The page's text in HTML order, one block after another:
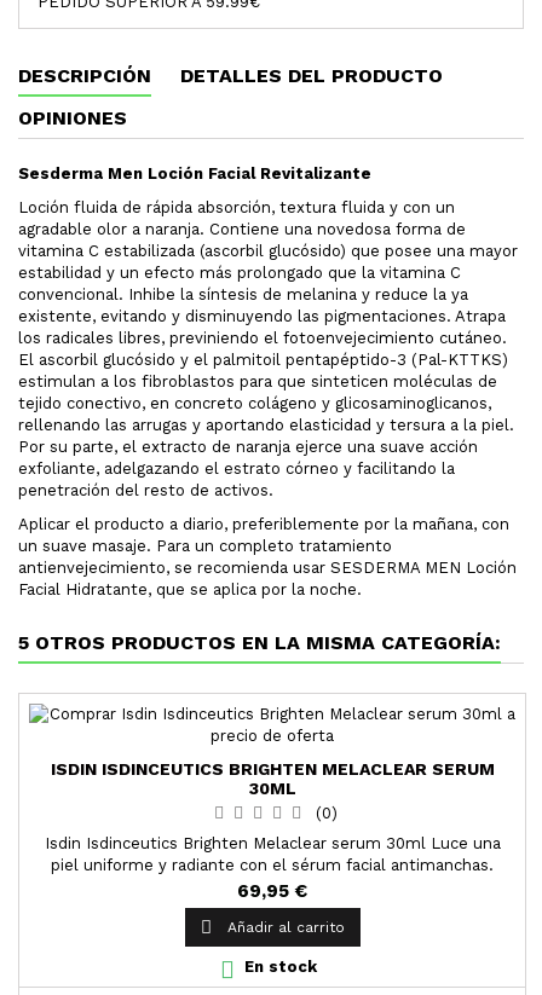
DESCRIPCIÓN
DETALLES DEL PRODUCTO
OPINIONES
Sesderma Men Loción Facial Revitalizante
Loción fluida de rápida absorción, textura fluida y con un
agradable olor a naranja. Contiene una novedosa forma de
vitamina C estabilizada (ascorbil glucósido) que posee una mayor
estabilidad y un efecto más prolongado que la vitamina C
convencional. Inhibe la síntesis de melanina y reduce la ya
existente, evitando y disminuyendo las pigmentaciones. Atrapa
los radicales libres, previniendo el fotoenvejecimiento cutáneo.
El ascorbil glucósido y el palmitoil pentapéptido-3 (Pal-KTTKS)
estimulan a los fibroblastos para que sinteticen moléculas de
tejido conectivo, en concreto colágeno y glicosaminoglicanos,
rellenando las arrugas y aportando elasticidad y tersura a la piel.
Por su parte, el extracto de naranja ejerce una suave acción
exfoliante, adelgazando el estrato córneo y facilitando la
penetración del resto de activos.
Aplicar el producto a diario, preferiblemente por la mañana, con
un suave masaje. Para un completo tratamiento
antienvejecimiento, se recomienda usar SESDERMA MEN Loción
Facial Hidratante, que se aplica por la noche.
5 OTROS PRODUCTOS EN LA MISMA CATEGORÍA:
ISDIN ISDINCEUTICS BRIGHTEN MELACLEAR SERUM
30ML
(0)
Isdin Isdinceutics Brighten Melaclear serum 30ml Luce una
piel uniforme y radiante con el sérum facial antimanchas.
69,95 €
 Añadir al carrito
 En stock